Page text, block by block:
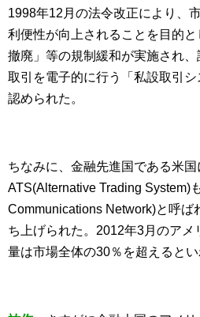
1998年12月の法令改正により、
利便性が向上されることを目的
撤廃」等の規制緩和が実施され
取引を電子的に行う「私設取引
認められた。
ちなみに、金融先進国である米国
ATS(Alternative Trading System)
Communications Network)と呼ば
ち上げられた。2012年3月のアメ
量は市場全体の30％を超えるとい